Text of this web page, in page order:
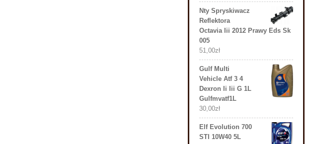
Nty Spryskiwacz
Reflektora
Octavia Iii 2012 Prawy Eds Sk
005
51,00zł
Gulf Multi
Vehicle Atf 3 4
Dexron Ii Iii G 1L
Gulfmvatf1L
30,00zł
Elf Evolution 700
STI 10W40 5L